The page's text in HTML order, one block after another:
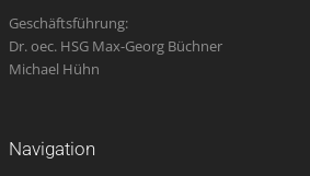
Geschäftsführung:
Dr. oec. HSG Max-Georg Büchner
Michael Hühn
Navigation